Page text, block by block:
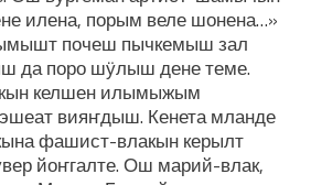
илена, порым веле шонена…»
почеш пычкемыш зал
да поро шӱлыш дене теме.
келшен илымыжым
вияҥдыш. Кенета мланде
фашист-влакын керылт
йоҥгалте. Ош марий-влак,